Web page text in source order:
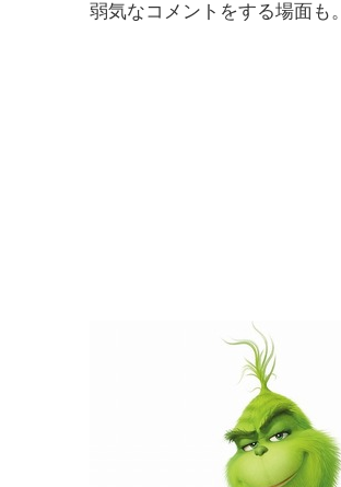
弱気なコメントをする場面も。